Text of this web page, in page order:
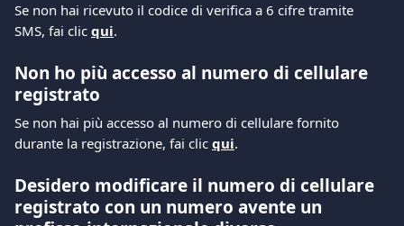
Se non hai ricevuto il codice di verifica a 6 cifre tramite
SMS, fai clic qui.
Non ho più accesso al numero di cellulare
registrato
Se non hai più accesso al numero di cellulare fornito
durante la registrazione, fai clic qui.
Desidero modificare il numero di cellulare
registrato con un numero avente un